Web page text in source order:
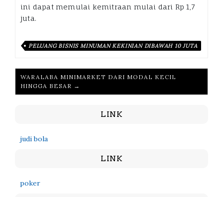
ini dapat memulai kemitraan mulai dari Rp 1,7
juta.
PELUANG BISNIS MINUMAN KEKINIAN DIBAWAH 10 JUTA
WARALABA MINIMARKET DARI MODAL KECIL
HINGGA BESAR →
LINK
judi bola
LINK
poker